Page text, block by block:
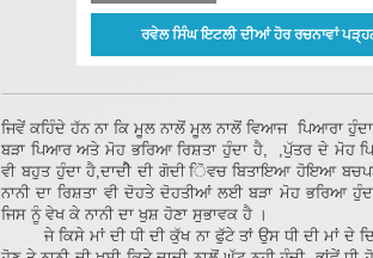
ਰਵੇਲ ਸਿੰਘ ਇਟਲੀ ਦੀਆਂ ਹੋਰ ਰਚਨਾਵਾਂ
ਜਿਵੇਂ ਕਹਿੰਦੇ ਹੱਨ ਨਾ ਕਿ ਮੂਲ ਨਾਲੋਂ ਮੂਲ ਨਾਲੋਂ ਵਿਆਜ ਪਿਆਰਾ
ਬੜਾ ਪਿਆਰ ਅਤੇ ਮੋਹ ਭਰਿਆ ਰਿਸ਼ਤਾ ਹੁੰਦਾ ਹੈ, ,ਪੁੱਤਰ ਦੇ ਮੋਹ
ਵੀ ਬਹੁਤ ਹੁੰਦਾ ਹੈ,ਦਾਦੀੈ ਦੀ ਗੋਦੀ ੋਿਵਚ ਬਿਤਾਇਆ ਹੋਇਆ
ਨਾਨੀ ਦਾ ਰਿਸ਼ਤਾ ਵੀ ਦੋਹਤੇ ਦੋਹਤੀਆਂ ਲਈ ਬੜਾ ਮੋਹ ਭਰਿਆ
ਜਿਸ ਨੂੰ ਵੇਖ ਕੇ ਨਾਨੀ ਦਾ ਖੁਸ਼ ਹੋਣਾ ਸੁਭਾਵਕ ਹੈ ।
ਜੇ ਕਿਸੇ ਮਾਂ ਦੀ ਧੀ ਦੀ ਕੁੱਖ ਨਾ ਫੁੱਟੇ ਤਾਂ ਉਸ ਧੀ ਦੀ ਮਾਂ ਦੇ